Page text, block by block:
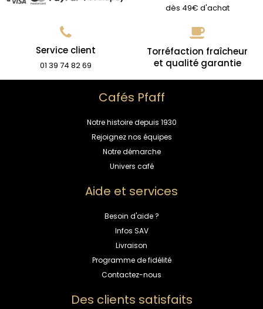
dès 49€ d'achat
Service client
01 39 74 82 69
Torréfaction fraîcheur
et qualité garantie
Cafés Pfaff
Notre histoire depuis 1930
Rejoignez nos équipes
Notre démarche
Univers café
Aide et services
Besoin d'aide ?
Infos SAV
Livraison
Programme de fidélité
Contactez-nous
Des clients satisfaits